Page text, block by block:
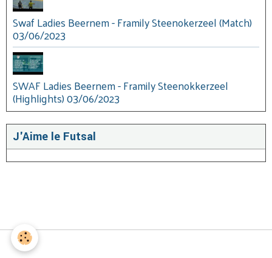
Swaf Ladies Beernem - Framily Steenokerzeel (Match)
03/06/2023
SWAF Ladies Beernem - Framily Steenokkerzeel
(Highlights) 03/06/2023
J'Aime le Futsal